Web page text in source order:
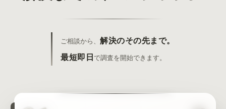
ご相談から、解決のその先まで。
最短即日 で調査を開始できます。